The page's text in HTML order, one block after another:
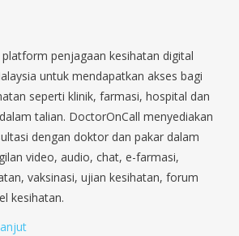
Potong Pasir, Paya Lebar,
Serangoon Rd, Seletar, Tampines, Toa
Telok Blangah, Tanglin, Thomson, Tuas,
Upper Bukit Timah, Upper Thomson,
Yishun, Yio Chu Kang.
penjagaan kesihatan digital
untuk mendapatkan akses bagi
seperti klinik, farmasi, hospital dan
talian. DoctorOnCall menyediakan
dengan doktor dan pakar dalam
video, audio, chat, e-farmasi,
vaksinasi, ujian kesihatan, forum
kesihatan.